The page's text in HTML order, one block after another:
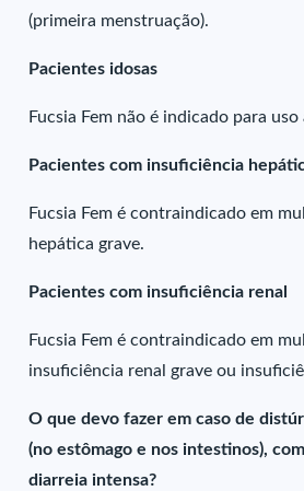
(primeira menstruação).
Pacientes idosas
Fucsia Fem não é indicado para
Pacientes com insuficiência
Fucsia Fem é contraindicado em
hepática grave.
Pacientes com insuficiência renal
Fucsia Fem é contraindicado em
insuficiência renal grave ou
O que devo fazer em caso de
(no estômago e nos intestinos),
diarreia intensa?